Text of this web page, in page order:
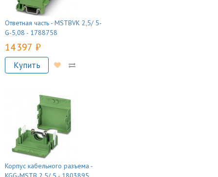
Ответная часть - MSTBVK 2,5/ 5-
G-5,08 - 1788758
14 397 руб.
Купить
Корпус кабельного разъема -